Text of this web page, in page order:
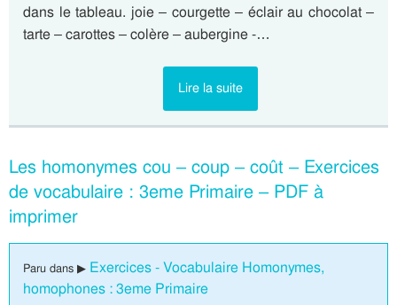
dans le tableau. joie – courgette – éclair au chocolat –
tarte – carottes – colère – aubergine -…
Lire la suite
Les homonymes cou – coup – coût – Exercices
de vocabulaire : 3eme Primaire – PDF à
imprimer
Paru dans ▶ Exercices - Vocabulaire Homonymes,
homophones : 3eme Primaire